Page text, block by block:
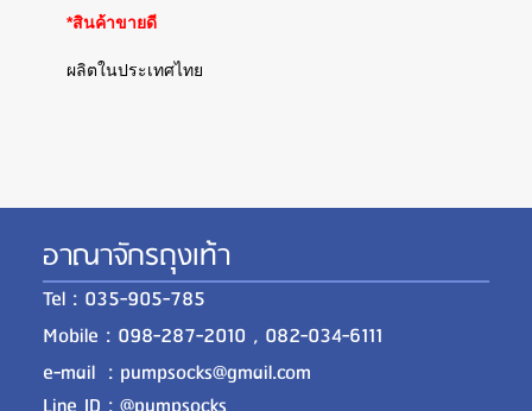
*สินค้าขายดี
ผลิตในประเทศไทย
อาณาจักรถุงเท้า
Tel : 035-905-785
Mobile : 098-287-2010 , 082-034-6111
e-mail : pumpsocks@gmail.com